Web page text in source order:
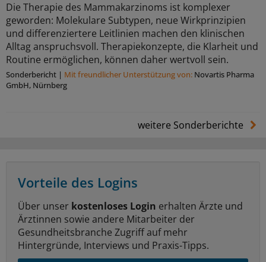
Die Therapie des Mammakarzinoms ist komplexer
geworden: Molekulare Subtypen, neue Wirkprinzipien
und differenziertere Leitlinien machen den klinischen
Alltag anspruchsvoll. Therapiekonzepte, die Klarheit und
Routine ermöglichen, können daher wertvoll sein.
Sonderbericht | Mit freundlicher Unterstützung von: Novartis Pharma
GmbH, Nürnberg
weitere Sonderberichte
Vorteile des Logins
Über unser kostenloses Login erhalten Ärzte und
Ärztinnen sowie andere Mitarbeiter der
Gesundheitsbranche Zugriff auf mehr
Hintergründe, Interviews und Praxis-Tipps.